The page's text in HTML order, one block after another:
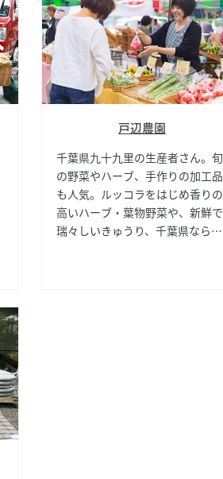
戸辺農園
千葉県九十九里の生産者さん。旬
の野菜やハーブ、手作りの加工品
も人気。ルッコラをはじめ香りの
高いハーブ・葉物野菜や、新鮮で
瑞々しいきゅうり、千葉県ならで